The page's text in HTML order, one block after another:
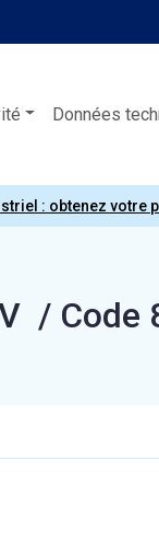
Données
: obtenez votre
/ Code